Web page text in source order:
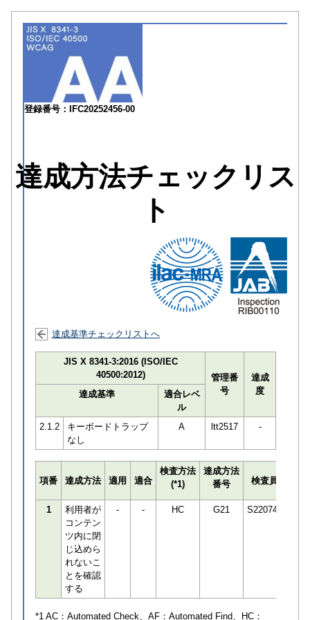
登録番号：IFC20252456-00
達成方法チェックリス
ト
達成基準チェックリストへ
JIS X 8341-3:2016 (ISO/IEC
40500:2012)
管理番
号
達成
度
達成基準
適合レベ
ル
2.1.2
キーボードトラップ
なし
A ltt2517 -
項番 達成方法 適用 適合
検査方法
(*1)
達成方法
番号
検査員
1
利用者が
コンテン
ツ内に閉
じ込めら
れないこ
とを確認
する
- - HC G21 S220748
*1 AC： Automated Check、AF： Automated Find、HC：